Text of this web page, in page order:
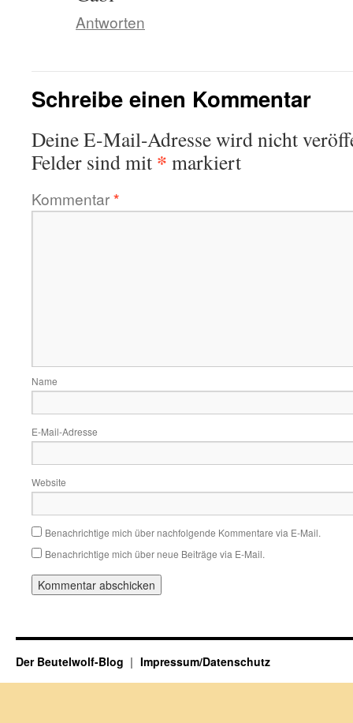
Antworten
Schreibe einen Kommentar
Deine E-Mail-Adresse wird nicht
Felder sind mit * markiert
Kommentar*
Name
E-Mail-Adresse
Website
Benachrichtige mich über nachfolgende Kommentare via E-Mail.
Benachrichtige mich über neue Beiträge via E-Mail.
Der Beutelwolf-Blog Impressum/Datenschutz